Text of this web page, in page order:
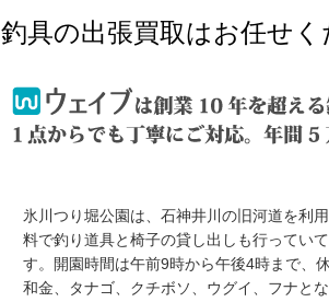
釣具の出張買取はお任せく
氷川つり堀公園は、石神井川の旧河道を利
料で釣り道具と椅子の貸し出しも行ってい
す。開園時間は午前9時から午後4時まで、
和金、タナゴ、クチボソ、ウグイ、フナと